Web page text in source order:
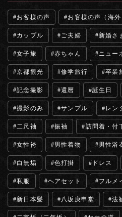
お客様の声 お客様の声（海外
カップル ご夫婦 新婚さ
女子旅 赤ちゃん ニュー
京都観光 修学旅行 卒業
記念撮影 還暦 誕生日
撮影のみ サンプル レン
二尺袖 振袖 訪問着・付
女性袴 男性着物 男性浴
白無垢 色打掛 ドレス
私服 ヘアセット フルメ
新日本髪 八坂庚申堂 法